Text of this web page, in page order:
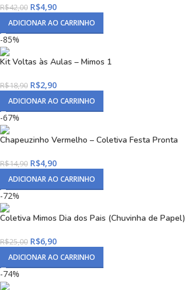
R$42,00 R$4,90
ADICIONAR AO CARRINHO
-85%
Kit Voltas às Aulas – Mimos 1
R$18,90 R$2,90
ADICIONAR AO CARRINHO
-67%
Chapeuzinho Vermelho – Coletiva Festa Pronta
R$14,90 R$4,90
ADICIONAR AO CARRINHO
-72%
Coletiva Mimos Dia dos Pais (Chuvinha de Papel)
R$25,00 R$6,90
ADICIONAR AO CARRINHO
-74%